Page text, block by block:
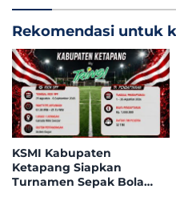
Rekomendasi untuk
KSMI Kabupaten
Ketapang Siapkan
Turnamen Sepak Bola